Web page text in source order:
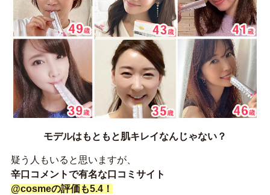
モデルはもともと肌キレイなんじゃない？
疑う人もいると思いますが、
辛口コメントで有名な口コミサイト
@cosmeの評価も5.4！